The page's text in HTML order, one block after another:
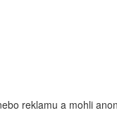
reklamu a mohli